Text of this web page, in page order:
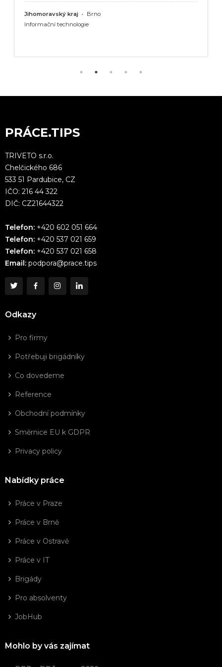
Jihomoravský kraj • Brno
Informační technologie
PRÁCE.TIPS
TRIVETO s.r.o.
Chelčického 686
533 51 Pardubice, CZ
IČO: 216 44 322
DIČ: CZ21644322
Telefon: +420 602 051 664
Telefon: +420 537 021 659
Telefon: +420 537 021 658
Email: podpora@prace.tips
Odkazy
Pro firmy
Potřebuji brigádníky
Co dovedeme
Reference
Obchodní podmínky
Směrnice EU k GDPR
Privacy policy
Nabídky práce
Práce v Praze
Práce v Brně
Práce v Ostravě
Práce v IT
Brigády
Pro absolventy
JobHub
Mohlo by vás zajímat